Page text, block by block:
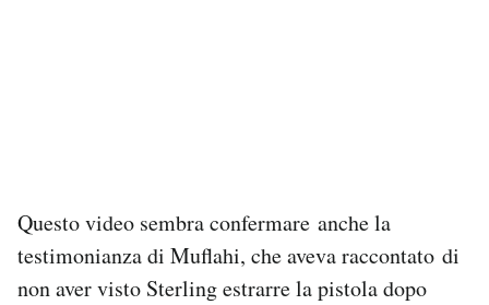
Questo video sembra confermare anche la
testimonianza di Muflahi, che aveva raccontato di
non aver visto Sterling estrarre la pistola dopo